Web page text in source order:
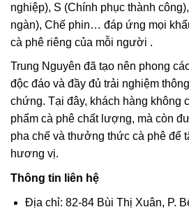
nghiệp), S (Chính phục thành
ngàn), Chế phin… đáp ứng mọi
cà phê riêng của mỗi người .
Trung Nguyên đã tạo nên phong
độc đáo và đầy đủ trải nghiệm
chứng. Tại đây, khách hàng không
phẩm cà phê chất lượng, mà còn
pha chế và thưởng thức cà phê để
hương vị.
Thông tin liên hệ
Địa chỉ: 82-84 Bùi Thị Xuân, P.